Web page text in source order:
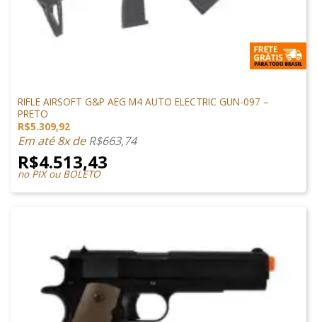
RIFLE AIRSOFT G&P AEG M4 AUTO ELECTRIC GUN-097 –
PRETO
R$5.309,92
Em até 8x deR$663,74
R$4.513,43
no PIX ou BOLETO